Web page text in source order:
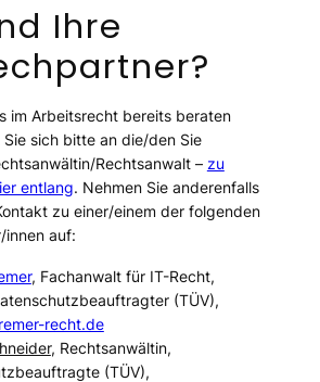
Ihre
im Arbeitsrecht bereits beraten
sich bitte an die/den Sie
Rechtsanwalt – zu
entlang. Nehmen Sie anderenfalls
zu einer/einem der folgenden
innen auf:
, Fachanwalt für IT-Recht,
(TÜV),
recht.de
, Rechtsanwältin,
(TÜV),